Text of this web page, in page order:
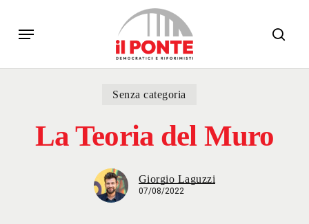
main
Menu
Senza categoria
La Teoria del Muro
Giorgio Laguzzi
07/08/2022